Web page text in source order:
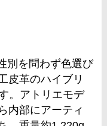
別を問わず色選び
皮革のハイブリ
。アトリエモデ
内部にアーティ